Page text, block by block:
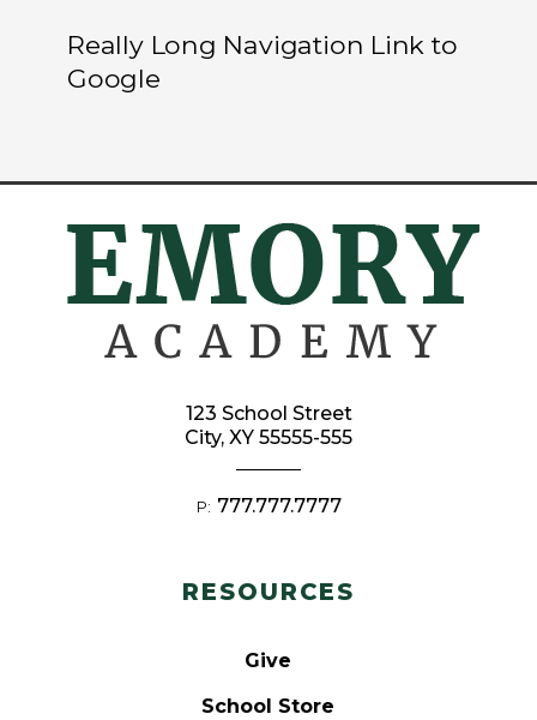
Really Long Navigation Link to
Google
RESOURCES
Give
School Store
123 School Street
City, XY 55555-555
P: 777.777.7777